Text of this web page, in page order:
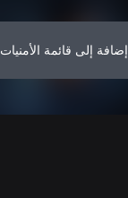
إضافة إلى قائمة الأمنيات